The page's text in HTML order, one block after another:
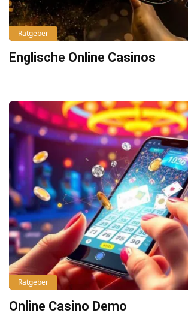
Ratgeber
Englische Online Casinos
Ratgeber
Online Casino Demo